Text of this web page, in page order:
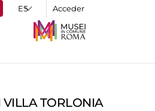
Acceder
VILLA TORLONIA